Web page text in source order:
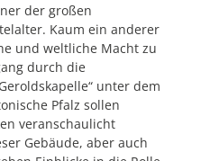
der großen
Kaum ein anderer
und weltliche Macht zu
durch die
unter dem
Pfalz sollen
veranschaulicht
Gebäude, aber auch